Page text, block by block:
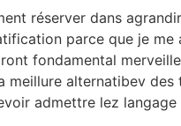
réserver dans
parce que je me
fondamental
meillure alternatibev
admettre lez